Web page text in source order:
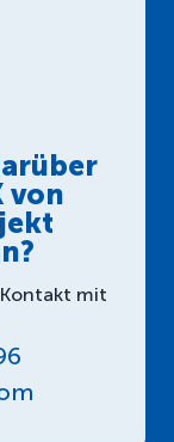
von
mit